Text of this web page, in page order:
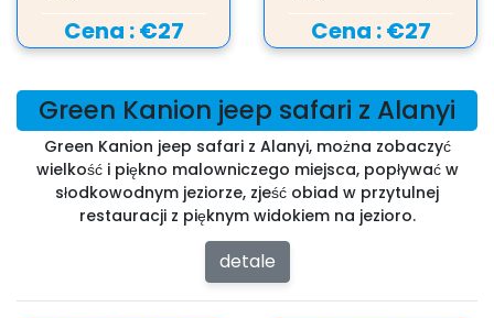
Cena :€27 Cena :€27
Green Kanion jeep safari z Alanyi
Green Kanion jeep safari z Alanyi, można zobaczyć
wielkość i piękno malowniczego miejsca, popływać w
słodkowodnym jeziorze, zjeść obiad w przytulnej
restauracji z pięknym widokiem na jezioro.
detale